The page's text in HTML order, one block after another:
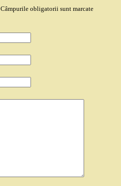
Câmpurile obligatorii sunt marcate